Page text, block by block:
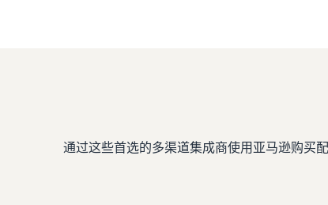
通过这些首选的多渠道集成商使用亚马逊购买